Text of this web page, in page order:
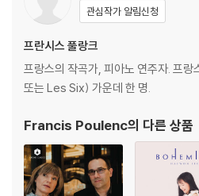
관심작가 알림신청
프란시스 풀랑크
프랑스의 작곡가, 피아노 연주자. 프
또는 Les Six) 가운데 한 명.
Francis Poulenc의 다른 상품